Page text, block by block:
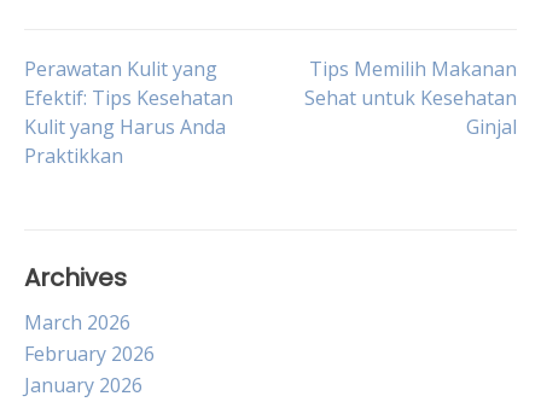
Post
navigation
Perawatan Kulit yang
Efektif: Tips Kesehatan
Kulit yang Harus Anda
Praktikkan
Tips Memilih Makanan
Sehat untuk Kesehatan
Ginjal
Archives
March 2026
February 2026
January 2026